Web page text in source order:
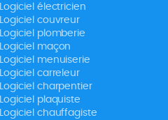
Logiciel électricien
Logiciel couvreur
Logiciel plomberie
Logiciel maçon
Logiciel menuiserie
Logiciel carreleur
Logiciel charpentier
Logiciel plaquiste
Logiciel chauffagiste